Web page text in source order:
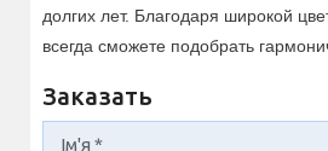
долгих лет. Благодаря широкой
всегда сможете подобрать
Заказать